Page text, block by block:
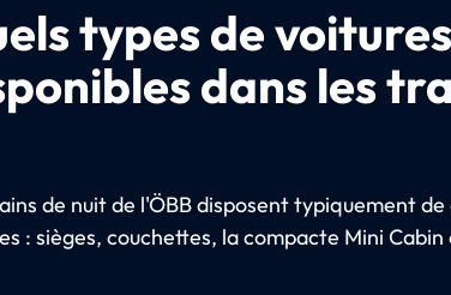
types de
dans les
de nuit de l'ÖBB disposent typiquement
: sièges, couchettes, la compacte Mini